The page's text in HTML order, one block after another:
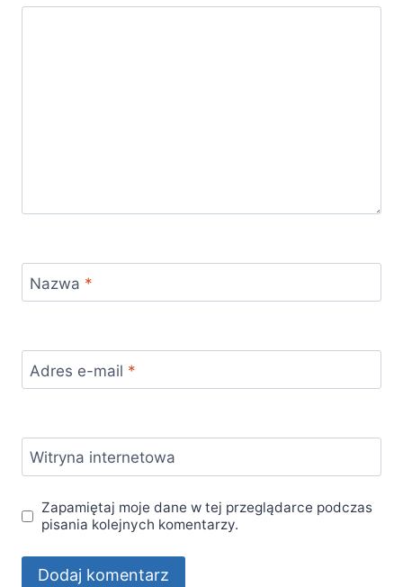
Nazwa *
Adres e-mail *
Witryna internetowa
Zapamiętaj moje dane w tej przeglądarce podczas
pisania kolejnych komentarzy.